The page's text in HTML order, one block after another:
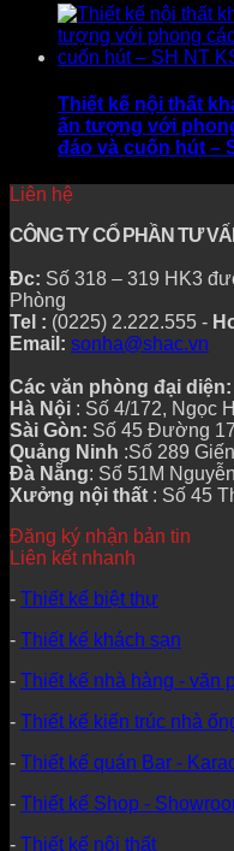
Thiết kế nội thất
ấn tượng với
đáo và cuốn hút –
Liên hệ
CÔNG TY CỔ PHẦN TƯ
Đc: Số 318 – 319 HK3
Phòng
Tel : (0225) 2.222.555 -
Email: sonha@shac.vn
Các văn phòng đại diện:
Hà Nội : Số 4/172, Ngọc
Sài Gòn: Số 45 Đường
Quảng Ninh :Số 289
Đà Nẵng: Số 51M
Xưởng nội thất : Số 45
Đăng ký nhận bản tin
Liên kết nhanh
- Thiết kế biệt thự
- Thiết kế khách sạn
- Thiết kế nhà hàng - văn
- Thiết kế kiến trúc nhà
- Thiết kế quán Bar -
- Thiết kế Shop -
- Thiết kế nội thất